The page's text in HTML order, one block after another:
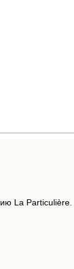
La Particulière.